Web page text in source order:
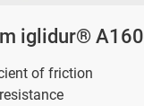
iglidur® A160
of friction